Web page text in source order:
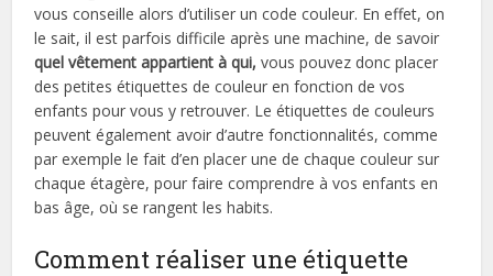
vous conseille alors d’utiliser un code couleur. En effet, on
le sait, il est parfois difficile après une machine, de savoir
quel vêtement appartient à qui, vous pouvez donc placer
des petites étiquettes de couleur en fonction de vos
enfants pour vous y retrouver. Le étiquettes de couleurs
peuvent également avoir d’autre fonctionnalités, comme
par exemple le fait d’en placer une de chaque couleur sur
chaque étagère, pour faire comprendre à vos enfants en
bas âge, où se rangent les habits.
Comment réaliser une étiquette